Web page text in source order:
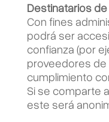
Destinatarios
Con fines
podrá ser
confianza (por
proveedores de
cumplimiento
Si se comparte
este será